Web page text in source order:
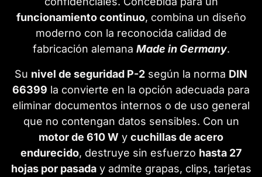
funcionamiento continuo, combina un diseño
moderno con la reconocida calidad de
fabricación alemana Made in Germany.
Su nivel de seguridad P-2 según la norma DIN
66399 la convierte en la opción adecuada para
eliminar documentos internos o de uso general
que no contengan datos sensibles. Con un
motor de 610 W y cuchillas de acero
endurecido, destruye sin esfuerzo hasta 27
hojas por pasaday admite grapas, clips, tarjetas